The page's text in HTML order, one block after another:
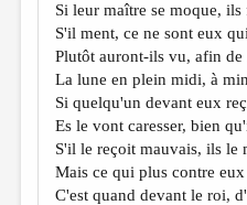
ЛИТЕРАТУРОВЕДЕНИЕ
КУЛЬТУРОВЕДЕНИЕ
ПУБЛИЦИСТИКА
РЕЦЕНЗИРОВАНИЕ
ЦИКЛЫ ПУБЛИКАЦИЙ
Si leur maître se moque,
S'il ment, ce ne sont eux
Plutôt auront-ils vu, afin
La lune en plein midi, à
Si quelqu'un devant eux
Es le vont caresser, bien
S'il le reçoit mauvais, ils le
Mais ce qui plus contre
C'est quand devant le roi,